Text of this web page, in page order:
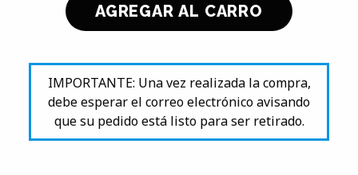
IMPORTANTE: Una vez realizada la compra,
debe esperar el correo electrónico avisando
que su pedido está listo para ser retirado.